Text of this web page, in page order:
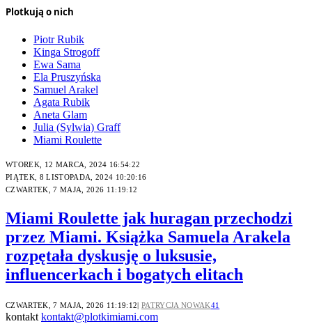
Plotkują o nich
Piotr Rubik
Kinga Strogoff
Ewa Sama
Ela Pruszyńska
Samuel Arakel
Agata Rubik
Aneta Glam
Julia (Sylwia) Graff
Miami Roulette
WTOREK, 12 MARCA, 2024 16:54:22
PIĄTEK, 8 LISTOPADA, 2024 10:20:16
CZWARTEK, 7 MAJA, 2026 11:19:12
Miami Roulette jak huragan przechodzi
przez Miami. Książka Samuela Arakela
rozpętała dyskusję o luksusie,
influencerkach i bogatych elitach
CZWARTEK, 7 MAJA, 2026 11:19:12 PATRYCJA NOWAK41
kontakt kontakt@plotkimiami.com